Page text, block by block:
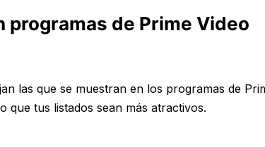
de Prime Video
las que se muestran en los programas de
que tus listados sean más atractivos.